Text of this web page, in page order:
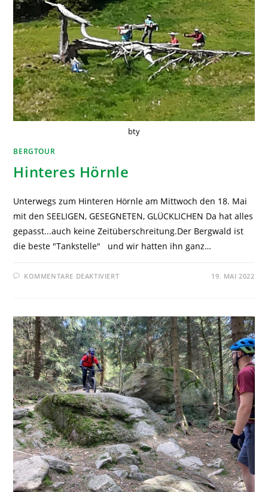
bty
BERGTOUR
Hinteres Hörnle
Unterwegs zum Hinteren Hörnle am Mittwoch den 18. Mai
mit den SEELIGEN, GESEGNETEN, GLÜCKLICHEN Da hat alles
gepasst...auch keine Zeitüberschreitung.Der Bergwald ist
die beste "Tankstelle" und wir hatten ihn ganz…
KOMMENTARE DEAKTIVIERT 19. MAI 2022